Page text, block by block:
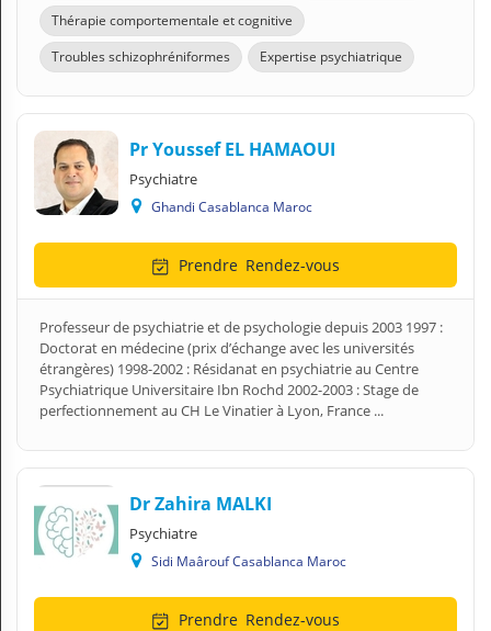
Thérapie comportementale et cognitive
Troubles schizophréniformes
Expertise psychiatrique
Pr Youssef EL HAMAOUI
Psychiatre
Ghandi Casablanca Maroc
Prendre Rendez-vous
Professeur de psychiatrie et de psychologie depuis 2003 1997 :
Doctorat en médecine (prix d’échange avec les universités
étrangères) 1998-2002 : Résidanat en psychiatrie au Centre
Psychiatrique Universitaire Ibn Rochd 2002-2003 : Stage de
perfectionnement au CH Le Vinatier à Lyon, France ...
Dr Zahira MALKI
Psychiatre
Sidi Maârouf Casablanca Maroc
Prendre Rendez-vous